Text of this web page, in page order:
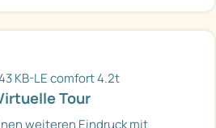
KB-LE comfort 4.2t
Tour
weiteren Eindruck mit